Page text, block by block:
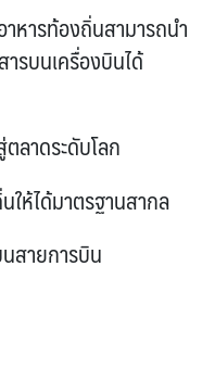
หารท้องถิ่นสามารถนำ
รบนเครื่องบินได้
ลาดระดับโลก
ให้ได้มาตรฐานสากล
สายการบิน